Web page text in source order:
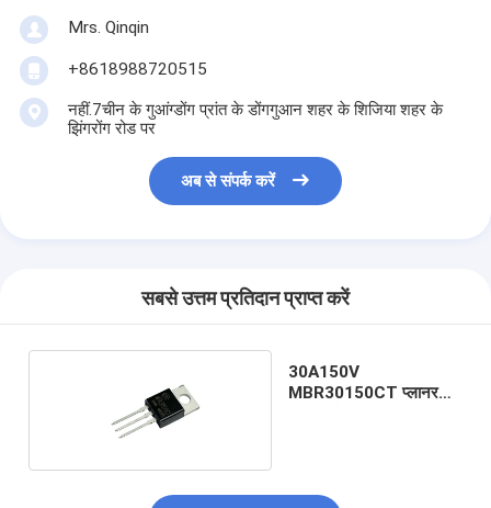
Mrs. Qinqin
+8618988720515
नहीं.7चीन के गुआंग्डोंग प्रांत के डोंगगुआन शहर के शिजिया शहर के
झिंगरोंग रोड पर
अब से संपर्क करें
सबसे उत्तम प्रतिदान प्राप्त करें
30A150V
MBR30150CT प्लानर